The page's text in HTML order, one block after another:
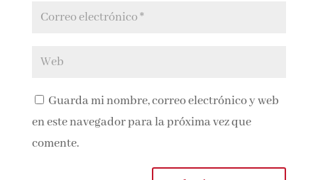
Guarda mi nombre, correo electrónico y